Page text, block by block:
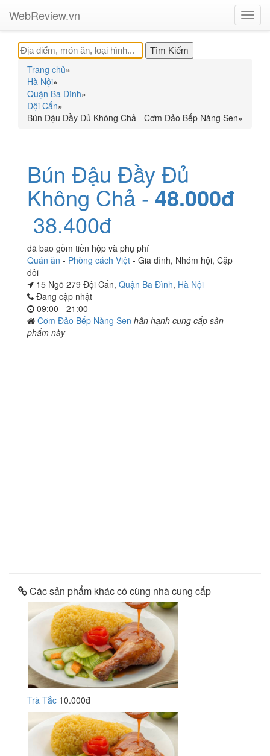
WebReview.vn
Trang chủ»
Hà Nội»
Quận Ba Đình»
Đội Cấn»
Bún Đậu Đầy Đủ Không Chả - Cơm Đảo Bếp Nàng Sen»
Bún Đậu Đầy Đủ
Không Chả -48.000đ
38.400đ
đã bao gồm tiền hộp và phụ phí
Quán ăn - Phòng cách Việt - Gia đình, Nhóm hội, Cặp
đôi
15 Ngõ 279 Đội Cấn, Quận Ba Đình, Hà Nội
Đang cập nhật
09:00 - 21:00
Cơm Đảo Bếp Nàng Sen hân hạnh cung cấp sản
phẩm này
Các sản phẩm khác có cùng nhà cung cấp
Trà Tắc 10.000đ